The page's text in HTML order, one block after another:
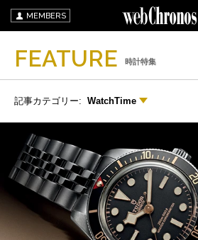
MEMBERS
FEATURE 時計特集
記事カテゴリー: WatchTime